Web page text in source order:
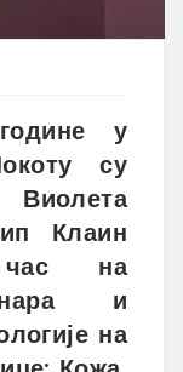
у
су
Клаин
час на
и
на